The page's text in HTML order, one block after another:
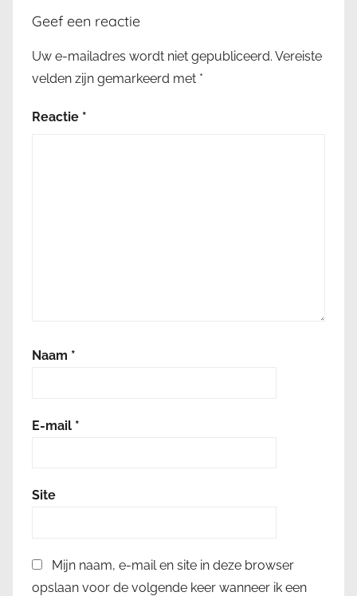
Geef een reactie
Uw e-mailadres wordt niet gepubliceerd. Vereiste
velden zijn gemarkeerd met *
Reactie *
Naam *
E-mail *
Site
Mijn naam, e-mail en site in deze browser
opslaan voor de volgende keer wanneer ik een